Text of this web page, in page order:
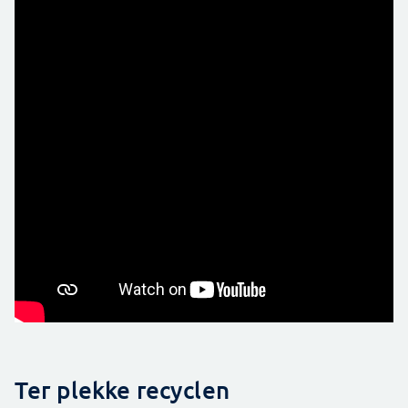
Ter plekke recyclen